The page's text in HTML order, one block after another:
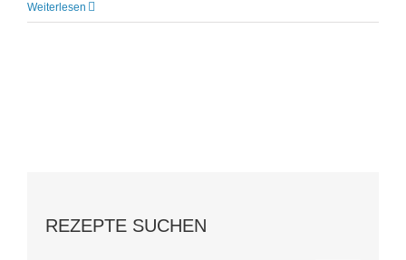
Weiterlesen
REZEPTE SUCHEN